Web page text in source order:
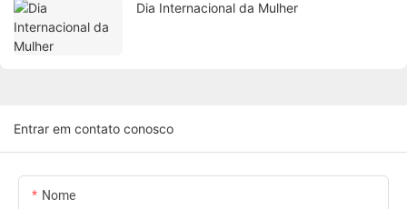
Dia Internacional da Mulher
Entrar em contato conosco
Nome